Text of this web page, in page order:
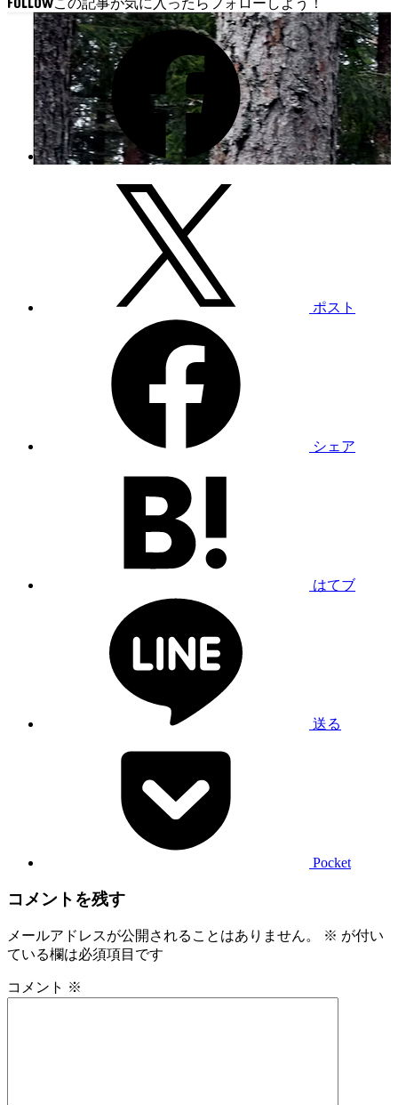
ポスト
シェア
はてブ
送る
Pocket
コメントを残す
メールアドレスが公開されることはありません。 ※ が付い
ている欄は必須項目です
コメント ※